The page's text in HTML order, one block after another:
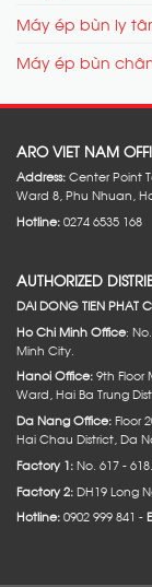
Máy ép bùn ly
Máy ép bùn
ARO VIET NAM
Address:Center Point
Ward 8, Phu Nhuan,
Hotline:0274 6535 168
AUTHORIZED
DAI DONG TIEN PHAT
Ho Chi Minh Office:
Minh City.
Hanoi Office:9th Floor
Ward, Hai Ba Trung
Da Nang Office:Floor
Hai Chau District, Da
Factory 1:No. 617 -
Factory 2:DH19 Long
Hotline:0902 999 841 -